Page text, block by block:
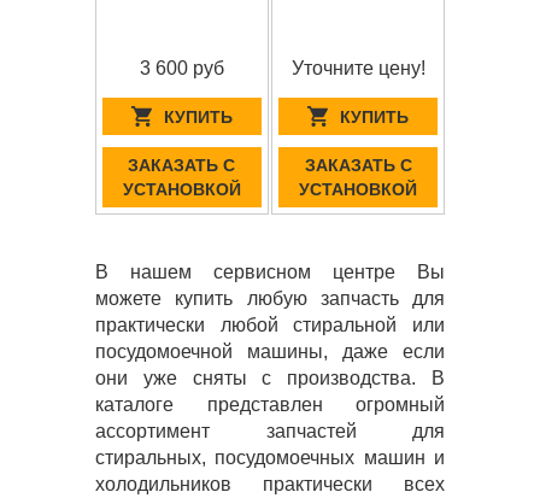
3 600 руб
КУПИТЬ
ЗАКАЗАТЬ С
УСТАНОВКОЙ
Уточните цену!
КУПИТЬ
ЗАКАЗАТЬ С
УСТАНОВКОЙ
В нашем сервисном центре Вы
можете купить любую запчасть для
практически любой стиральной или
посудомоечной машины, даже если
они уже сняты с производства. В
каталоге представлен огромный
ассортимент запчастей для
стиральных, посудомоечных машин и
холодильников практически всех